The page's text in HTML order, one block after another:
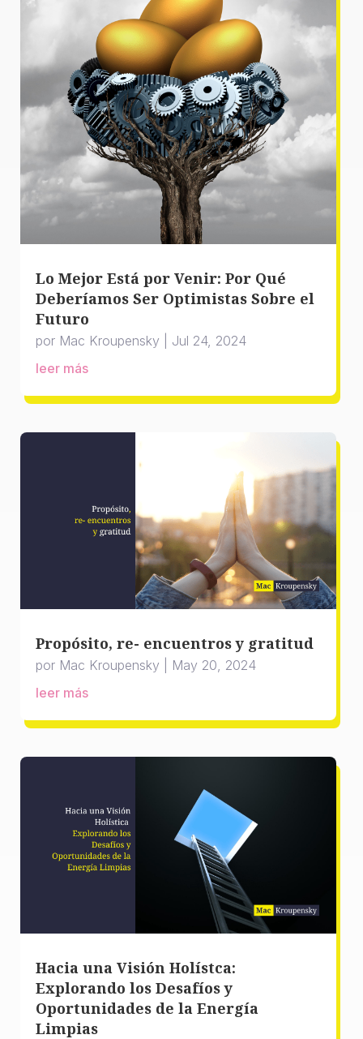
Lo Mejor Está por Venir: Por Qué
Deberíamos Ser Optimistas Sobre el
Futuro
por Mac Kroupensky
Jul 24, 2024
leer más
Propósito, re- encuentros y gratitud
por Mac Kroupensky
May 20, 2024
leer más
Hacia una Visión Holístca:
Explorando los Desafíos y
Oportunidades de la Energía
Limpias